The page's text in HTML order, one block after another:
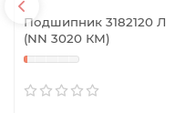
Подшипник 3182120 Л
(NN 3020 КМ)